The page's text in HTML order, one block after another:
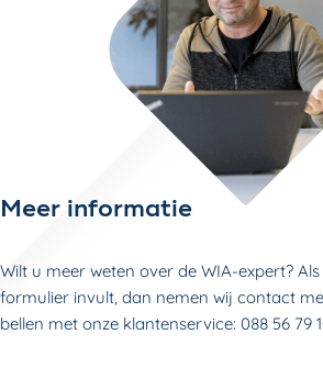
Meer informatie
Wilt u meer weten over de WIA-expert?
formulier invult, dan nemen wij contact
bellen met onze klantenservice: 088 56 79